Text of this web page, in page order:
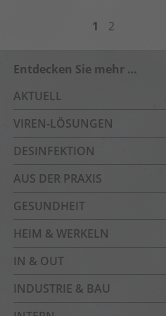
BEITRAGSNAVIGATION
1 2
Entdecken Sie mehr …
AKTUELL
VIREN-LÖSUNGEN
DESINFEKTION
AUS DER PRAXIS
GESUNDHEIT
HEIM & WERKELN
IN & OUT
INDUSTRIE & BAU